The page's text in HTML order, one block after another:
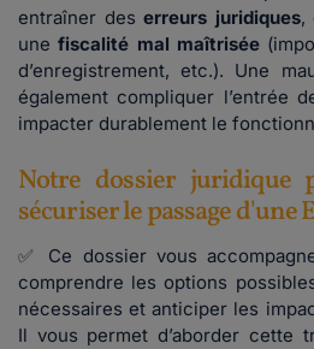
entraîner deserreurs juridiques,
unefiscalité mal maîtrisée
d’enregistrement, etc.). Une
également compliquer l’entrée
impacter durablement le
Notre dossier juridique
sécuriser le passage d'une
✅ Ce dossier vous
comprendre les options
nécessaires et anticiper les
Il vous permet d’aborder cette